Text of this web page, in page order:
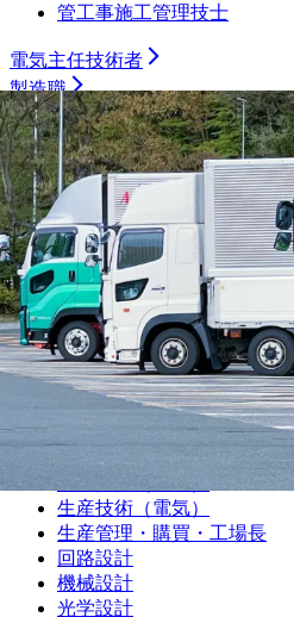
管工事施工管理技士
電気主任技術者
製造職
機械加工（旋盤）
機械加工（マシニング）
機械加工（プレス・板金）
機械加工（樹脂）
機械加工（溶接）
機械加工（その他）
組み立て・製造オペレータ
プラントオペレーター
食品・飲料・医薬品製造オ
サービスエンジニア・フィ
シーケンス制御（PLC・シ
品質管理・品質保証
設備保全（機械）
設備保全（電気）
生産技術（機械）
生産技術（電気）
生産管理・購買・工場長
回路設計
機械設計
光学設計